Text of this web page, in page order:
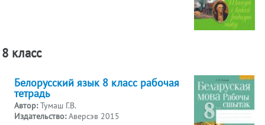
8 класс
Белорусский язык 8 класс рабочая
тетрадь
Автор:Тумаш Г.В.
Издательство:Аверсэв 2015